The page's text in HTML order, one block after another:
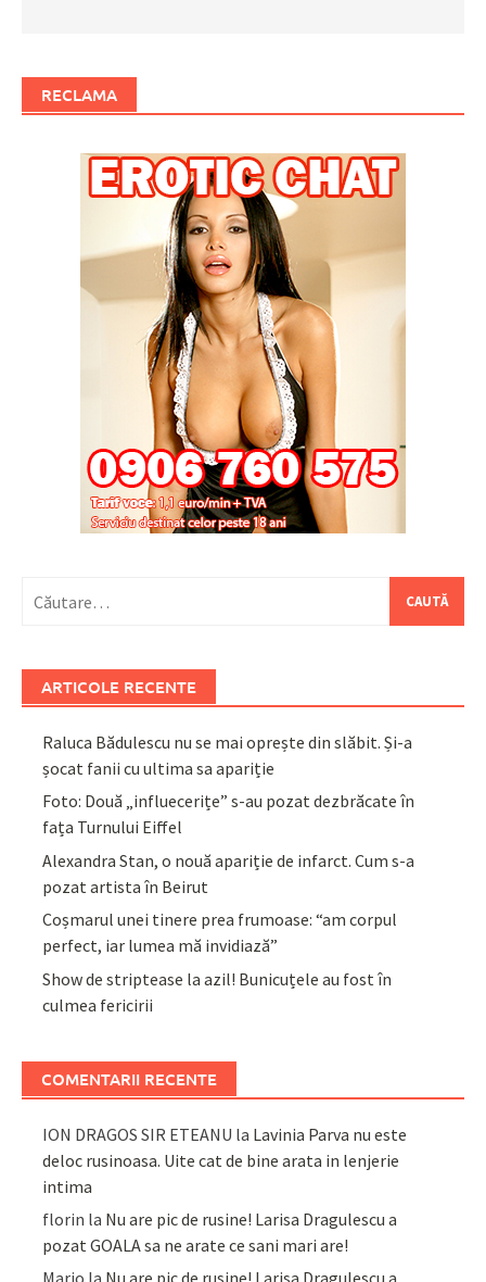
RECLAMA
după:
ARTICOLE RECENTE
Raluca Bădulescu nu se mai oprește din slăbit. Și-a
șocat fanii cu ultima sa apariție
Foto: Două „influecerițe” s-au pozat dezbrăcate în
fața Turnului Eiffel
Alexandra Stan, o nouă apariție de infarct. Cum s-a
pozat artista în Beirut
Coșmarul unei tinere prea frumoase: “am corpul
perfect, iar lumea mă invidiază”
Show de striptease la azil! Bunicuțele au fost în
culmea fericirii
COMENTARII RECENTE
ION DRAGOS SIR ETEANU la Lavinia Parva nu este
deloc rusinoasa. Uite cat de bine arata in lenjerie
intima
florin la Nu are pic de rusine! Larisa Dragulescu a
pozat GOALA sa ne arate ce sani mari are!